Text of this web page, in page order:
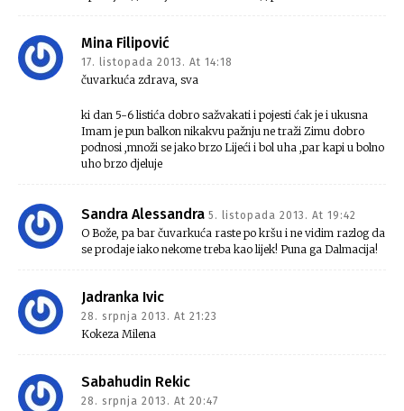
Mina Filipović
17. listopada 2013. At 14:18
čuvarkuća zdrava, sva
ki dan 5-6 listića dobro sažvakati i pojesti ćak je i ukusna
Imam je pun balkon nikakvu pažnju ne traži Zimu dobro
podnosi ,množi se jako brzo Lijeći i bol uha ,par kapi u bolno
uho brzo djeluje
Sandra Alessandra 5. listopada 2013. At 19:42
O Bože, pa bar čuvarkuća raste po kršu i ne vidim razlog da
se prodaje iako nekome treba kao lijek! Puna ga Dalmacija!
Jadranka Ivic
28. srpnja 2013. At 21:23
Kokeza Milena
Sabahudin Rekic
28. srpnja 2013. At 20:47